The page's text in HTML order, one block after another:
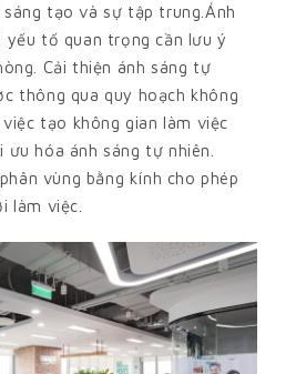
tạo và sự tập trung.Ánh
yếu tố quan trọng cần lưu ý
Cải thiện ánh sáng tự
thông qua quy hoạch không
tạo không gian làm việc
hóa ánh sáng tự nhiên.
vùng bằng kính cho phép
làm việc.